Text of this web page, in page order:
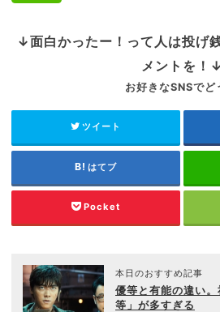
↓面白かったー！って人は投げ
メントを！↓
お好きなSNSでど
ツイート
はてブ
Pocket
本日のおすすめ記事
優等と有能の違い
等」が多すぎる